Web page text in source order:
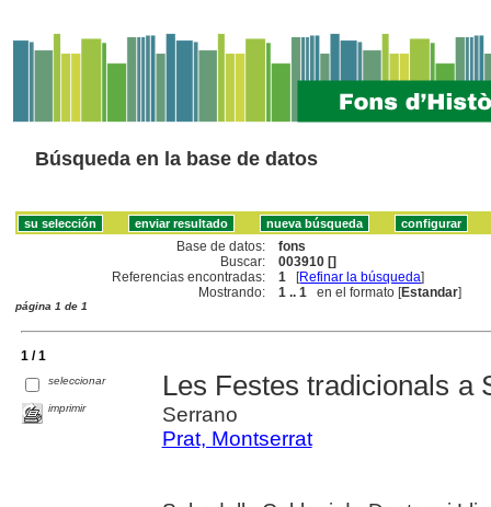
Búsqueda en la base de datos
Base de datos:
fons
Buscar:
003910 []
Referencias encontradas:
1 [Refinar la búsqueda]
Mostrando:
1 .. 1 en el formato [Estandar]
página 1 de 1
1 / 1
seleccionar
imprimir
Les Festes tradicionals a
Serrano
Prat, Montserrat